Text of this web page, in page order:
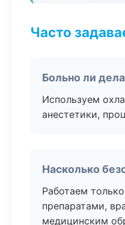
Часто
Больно ли
Используем
анестетики,
Насколько
Работаем
препаратами,
медицинским